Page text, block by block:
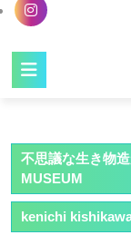
不思議な生き物
MUSEUM
kenichi